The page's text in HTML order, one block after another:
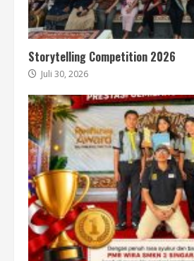
Storytelling Competition 2026
Juli 30, 2026